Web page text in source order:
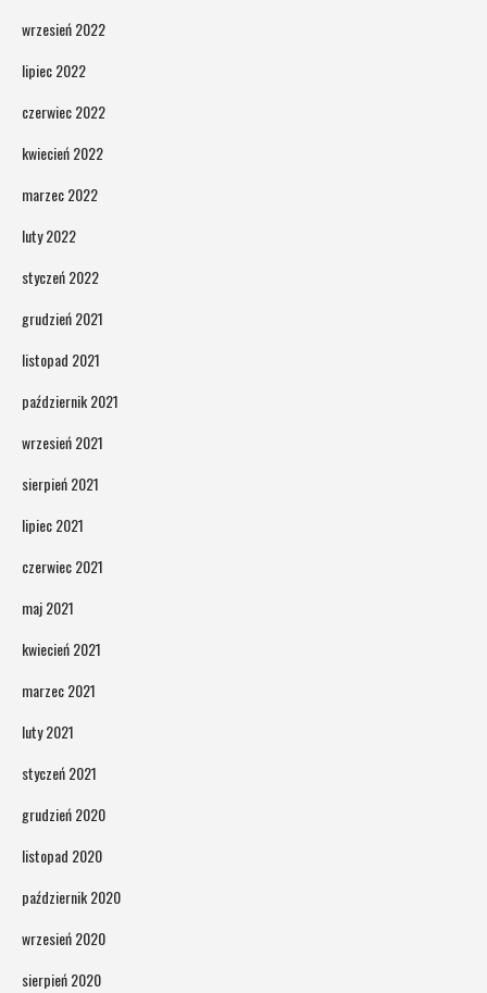
wrzesień 2022
lipiec 2022
czerwiec 2022
kwiecień 2022
marzec 2022
luty 2022
styczeń 2022
grudzień 2021
listopad 2021
październik 2021
wrzesień 2021
sierpień 2021
lipiec 2021
czerwiec 2021
maj 2021
kwiecień 2021
marzec 2021
luty 2021
styczeń 2021
grudzień 2020
listopad 2020
październik 2020
wrzesień 2020
sierpień 2020